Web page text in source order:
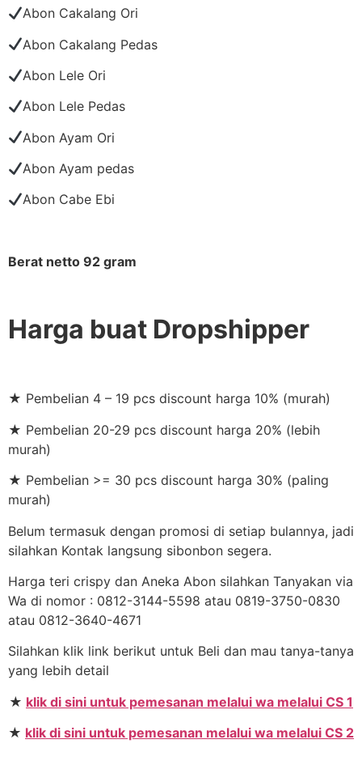
Abon Cakalang Ori
Abon Cakalang Pedas
Abon Lele Ori
Abon Lele Pedas
Abon Ayam Ori
Abon Ayam pedas
Abon Cabe Ebi
Berat netto 92 gram
Harga buat Dropshipper
★ Pembelian 4 – 19 pcs discount harga 10% (murah)
★ Pembelian 20-29 pcs discount harga 20% (lebih
murah)
★ Pembelian >= 30 pcs discount harga 30% (paling
murah)
Belum termasuk dengan promosi di setiap bulannya, jadi
silahkan Kontak langsung sibonbon segera.
Harga teri crispy dan Aneka Abon silahkan Tanyakan via
Wa di nomor : 0812-3144-5598 atau 0819-3750-0830
atau 0812-3640-4671
Silahkan klik link berikut untuk Beli dan mau tanya-tanya
yang lebih detail
★ klik di sini untuk pemesanan melalui wa melalui CS 1
★ klik di sini untuk pemesanan melalui wa melalui CS 2